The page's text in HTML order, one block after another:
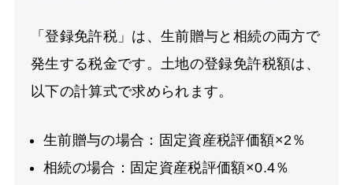
「登録免許税」は、生前贈与と相続の両方で
発生する税金です。土地の登録免許税額は、
以下の計算式で求められます。
生前贈与の場合：固定資産税評価額×2％
相続の場合：固定資産税評価額×0.4％